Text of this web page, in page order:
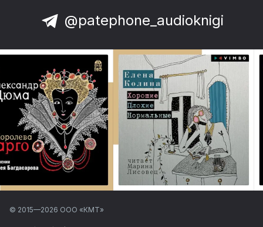
@patephone_audioknigi
© 2015—2026 ООО «КМТ»